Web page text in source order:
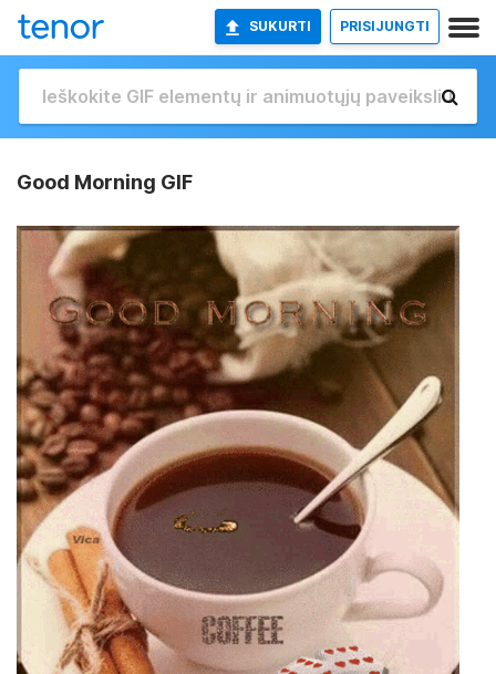
SUKURTI PRISIJUNGTI
Good Morning GIF